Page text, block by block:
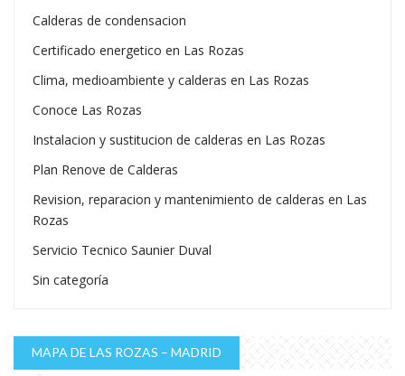
Calderas de condensacion
Certificado energetico en Las Rozas
Clima, medioambiente y calderas en Las Rozas
Conoce Las Rozas
Instalacion y sustitucion de calderas en Las Rozas
Plan Renove de Calderas
Revision, reparacion y mantenimiento de calderas en Las
Rozas
Servicio Tecnico Saunier Duval
Sin categoría
MAPA DE LAS ROZAS – MADRID